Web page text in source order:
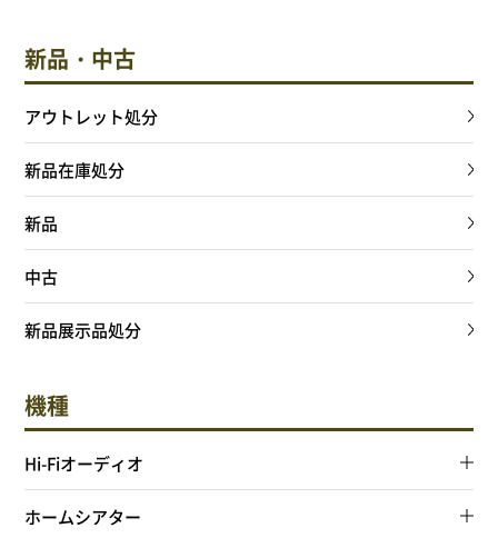
会社案内
Attach system公式サイト
会員登録
マイアカウント
ご利用ガイド
特定商取引法に基づく表記
会員規約
プライバシーポリシー
新品・中古
アウトレット処分
新品在庫処分
新品
中古
新品展示品処分
機種
Hi-Fiオーディオ
ホームシアター